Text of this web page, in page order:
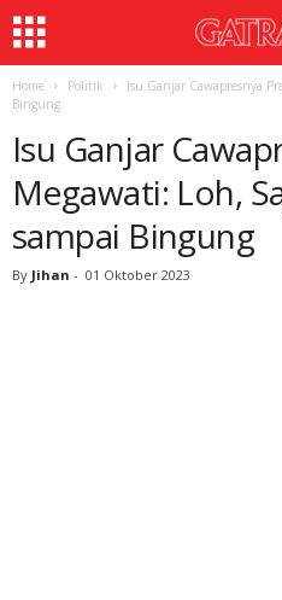
Home Politik
Isu Ganjar Cawapresnya
Bingung
Isu Ganjar
Megawati: Loh,
sampai Bingung
By Jihan - 01 Oktober 2023